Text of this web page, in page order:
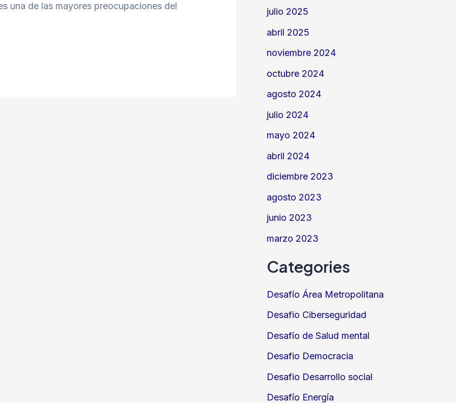
una de las mayores preocupaciones del
julio 2025
abril 2025
noviembre 2024
octubre 2024
agosto 2024
julio 2024
mayo 2024
abril 2024
diciembre 2023
agosto 2023
junio 2023
marzo 2023
Categories
Desafío Área Metropolitana
Desafio Ciberseguridad
Desafío de Salud mental
Desafio Democracia
Desafio Desarrollo social
Desafío Energía